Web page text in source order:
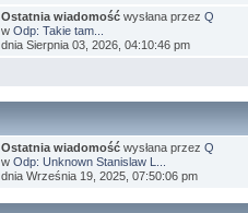
Ostatnia wiadomość wysłana przezQ
wOdp: Takie tam...
dnia Sierpnia 03, 2026, 04:10:46 pm
Ostatnia wiadomość wysłana przezQ
wOdp: Unknown Stanislaw L...
dnia Września 19, 2025, 07:50:06 pm